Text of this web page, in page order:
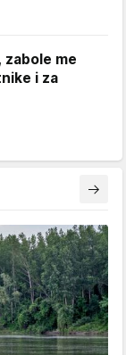
zabole me
i za